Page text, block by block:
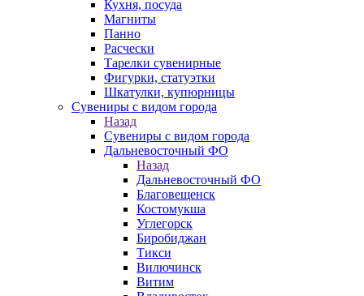
Кухня, посуда
Магниты
Панно
Расчески
Тарелки сувенирные
Фигурки, статуэтки
Шкатулки, купюрницы
Сувениры с видом города
Назад
Сувениры с видом города
Дальневосточный ФО
Назад
Дальневосточный ФО
Благовещенск
Костомукша
Углегорск
Биробиджан
Тикси
Вилючинск
Витим